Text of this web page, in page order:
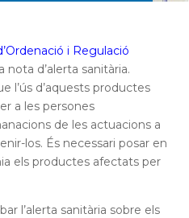
i Regulació
nota d’alerta sanitària.
l’ús d’aquests productes
a les persones
de les actuacions a
los. És necessari posar en
els productes afectats per
l’alerta sanitària sobre els